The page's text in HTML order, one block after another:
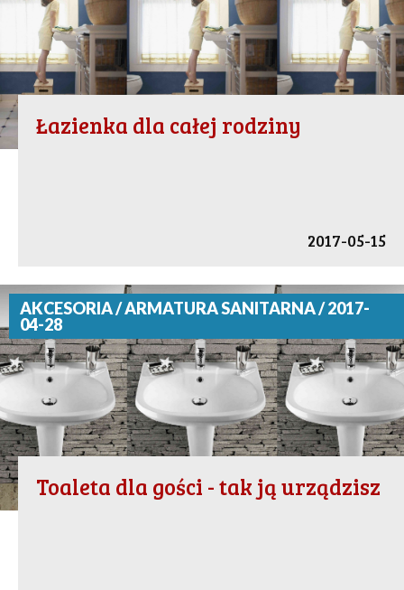
Łazienka dla całej rodziny
2017-05-15
AKCESORIA / ARMATURA SANITARNA / 2017-
04-28
Toaleta dla gości - tak ją urządzisz